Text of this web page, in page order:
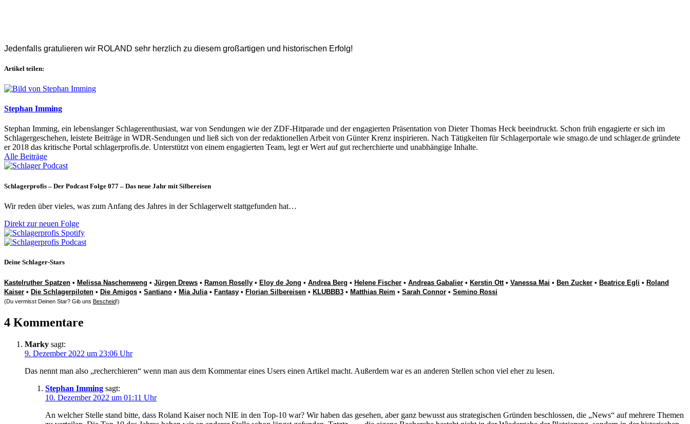
Jedenfalls gratulieren wir ROLAND sehr herzlich zu diesem großartigen und historischen Erfolg!
Artikel teilen:
Stephan Imming
Stephan Imming, ein lebenslanger Schlagerenthusiast, war von Sendungen wie der ZDF-Hitparade und der engagierten Präsentation von Dieter Thomas Heck beeindruckt. Schon früh engagierte er sich im
Schlagergeschehen, leistete Beiträge in WDR-Sendungen und ließ sich von der redaktionellen Arbeit von Günter Krenz inspirieren. Nach Tätigkeiten für Schlagerportale wie smago.de und schlager.de gründete
er 2018 das kritische Portal schlagerprofis.de. Unterstützt von einem engagierten Team, legt er Wert auf gut recherchierte und unabhängige Inhalte.
Alle Beiträge
Schlagerprofis – Der Podcast Folge 077 – Das neue Jahr mit Silbereisen
Wir reden über vieles, was zum Anfang des Jahres in der Schlagerwelt stattgefunden hat…
Direkt zur neuen Folge
Deine Schlager-Stars
Kastelruther Spatzen • Melissa Naschenweng • Jürgen Drews • Ramon Roselly • Eloy de Jong • Andrea Berg • Helene Fischer • Andreas Gabalier • Kerstin Ott• Vanessa Mai • Ben Zucker • Beatrice Egli • Roland
Kaiser • Die Schlagerpiloten • Die Amigos • Santiano • Mia Julia• Fantasy • Florian Silbereisen • KLUBBB3 • Matthias Reim • Sarah Connor • Semino Rossi
(Du vermisst Deinen Star? Gib uns Bescheid!)
4 Kommentare
Marky sagt:
9. Dezember 2022 um 23:06 Uhr
Das nennt man also „recherchieren“ wenn man aus dem Kommentar eines Users einen Artikel macht. Außerdem war es an anderen Stellen schon viel eher zu lesen.
Stephan Imming sagt:
10. Dezember 2022 um 01:11 Uhr
An welcher Stelle stand bitte, dass Roland Kaiser noch NIE in den Top-10 war? Wir haben das gesehen, aber ganz bewusst aus strategischen Gründen beschlossen, die „News“ auf mehrere Themen